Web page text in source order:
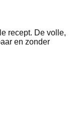
recept. De volle,
en zonder